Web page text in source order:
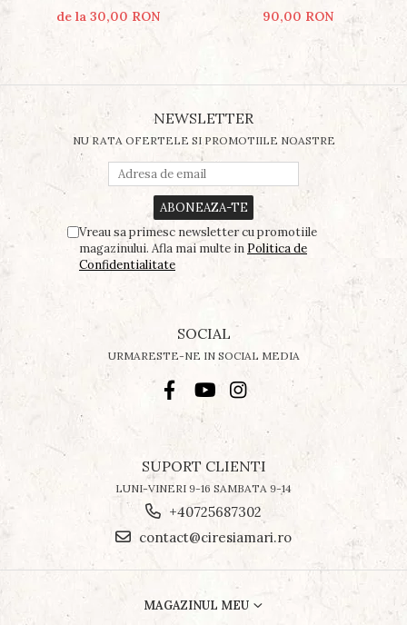
de la 30,00 RON 90,00 RON
NEWSLETTER
NU RATA OFERTELE SI PROMOTIILE NOASTRE
Vreau sa primesc newsletter cu promotiile
magazinului. Afla mai multe inPolitica de
Confidentialitate
SOCIAL
URMARESTE-NE IN SOCIAL MEDIA
SUPORT CLIENTI
LUNI-VINERI 9-16 SAMBATA 9-14
+40725687302
contact@ciresiamari.ro
MAGAZINUL MEU